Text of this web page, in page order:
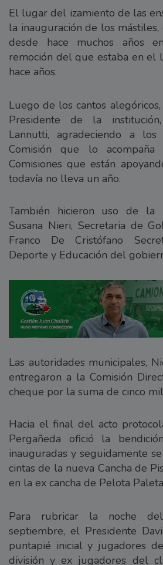
El lugar del izamiento de las
la inauguración de los
desde hace muchos años
remoción del que estaba en el
hace años.
Luego de los cantos
Presidente de la
Lannutti, agradeciendo a
Comisión que lo
Comisiones que están
todavía no lleva un año.
También hicieron uso de la
Susana Nieri, Secretaria de
Franco De Cristófano
Deporte y Educación del
Las autoridades municipales,
entregaron a la Comisión
cheque por la suma de cinco
Hacia el final del acto
Pergañeda ofició la
inauguradas y seguidamente
cintas de la nueva Cancha de
en la ex cancha de Pelota
Para rubricar la noche
septiembre, el Presidente
puntapié inicial y jugadores
división y ex jugadores del